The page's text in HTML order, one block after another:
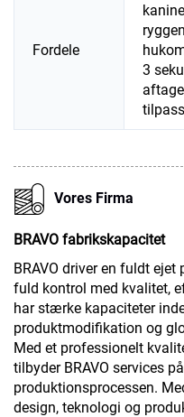
Fordele
3
Vores Firma
BRAVO fabrikskapacitet
BRAVO driver en fuldt
fuld kontrol med kvalitet,
har stærke kapaciteter
produktmodifikation og
Med et professionelt
tilbyder BRAVO services
produktionsprocessen.
design, teknologi og